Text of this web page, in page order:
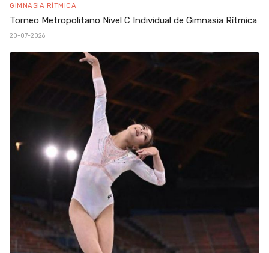
GIMNASIA RÍTMICA
Torneo Metropolitano Nivel C Individual de Gimnasia Rítmica
20-07-2026